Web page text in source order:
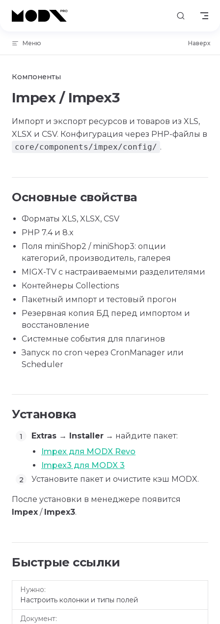
Skip to content
Меню Наверх
Компоненты
Impex / Impex3
Импорт и экспорт ресурсов и товаров из XLS,
XLSX и CSV. Конфигурация через PHP-файлы в
core/components/impex/config/ .
Основные свойства
Форматы XLS, XLSX, CSV
PHP 7.4 и 8.x
Поля miniShop2 / miniShop3: опции
категорий, производитель, галерея
MIGX-TV с настраиваемыми разделителями
Контейнеры Collections
Пакетный импорт и тестовый прогон
Резервная копия БД перед импортом и
восстановление
Системные события для плагинов
Запуск по cron через CronManager или
Scheduler
Установка
Extras → Installer → найдите пакет:
Impex для MODX Revo
Impex3 для MODX 3
Установите пакет и очистите кэш MODX.
После установки в менеджере появится
Impex / Impex3.
Быстрые ссылки
Нужно
Настроить колонки и типы полей